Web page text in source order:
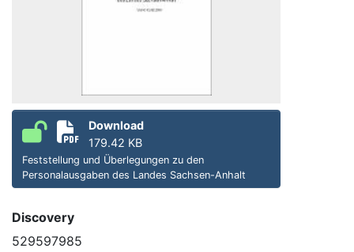
Download
179.42 KB
Feststellung und Überlegungen zu den
Personalausgaben des Landes Sachsen-Anhalt
Discovery
529597985